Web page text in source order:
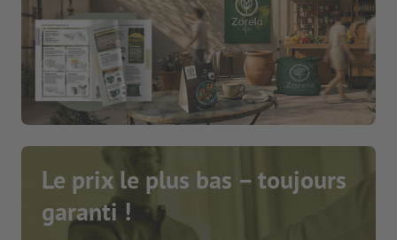
Le prix le plus bas – toujours
garanti !